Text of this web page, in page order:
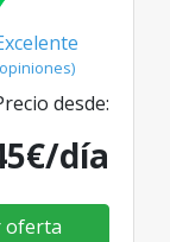
desde:
día
oferta